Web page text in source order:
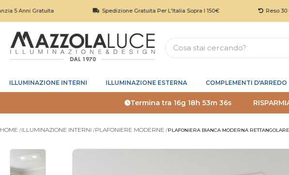
Gratuita Spedizione Gratuita Per L'Italia Sopra I 150€ Reso 30 Giorni
ILLUMINAZIONE INTERNI ILLUMINAZIONE ESTERNA COMPLEMENTI D'ARREDO
Termina tra 16g 18h 53m 35s
HOME ILLUMINAZIONE INTERNI PLAFONIERE MODERNE PLAFONIERA BIANCA MODERNA